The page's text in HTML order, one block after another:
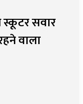
सवार
वाला